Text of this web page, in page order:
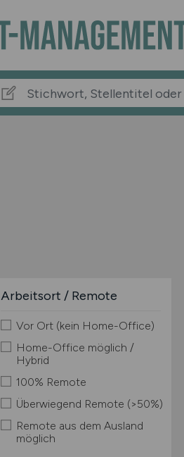
Arbeitsort / Remote
Vor Ort (kein Home-Office)
Home-Office möglich /
Hybrid
100% Remote
Überwiegend Remote (>50%)
Remote aus dem Ausland
möglich